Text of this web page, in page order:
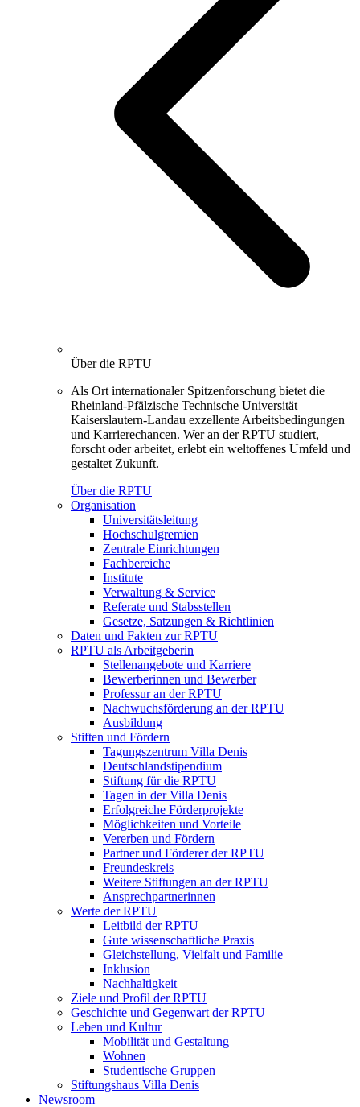
Über die RPTU
Als Ort internationaler Spitzenforschung bietet die
Rheinland-Pfälzische Technische Universität
Kaiserslautern-Landau exzellente Arbeitsbedingungen
und Karrierechancen. Wer an der RPTU studiert,
forscht oder arbeitet, erlebt ein weltoffenes Umfeld und
gestaltet Zukunft.
Über die RPTU
Organisation
Universitätsleitung
Hochschulgremien
Zentrale Einrichtungen
Fachbereiche
Institute
Verwaltung & Service
Referate und Stabsstellen
Gesetze, Satzungen & Richtlinien
Daten und Fakten zur RPTU
RPTU als Arbeitgeberin
Stellenangebote und Karriere
Bewerberinnen und Bewerber
Professur an der RPTU
Nachwuchsförderung an der RPTU
Ausbildung
Stiften und Fördern
Tagungszentrum Villa Denis
Deutschlandstipendium
Stiftung für die RPTU
Tagen in der Villa Denis
Erfolgreiche Förderprojekte
Möglichkeiten und Vorteile
Vererben und Fördern
Partner und Förderer der RPTU
Freundeskreis
Weitere Stiftungen an der RPTU
Ansprechpartnerinnen
Werte der RPTU
Leitbild der RPTU
Gute wissenschaftliche Praxis
Gleichstellung, Vielfalt und Familie
Inklusion
Nachhaltigkeit
Ziele und Profil der RPTU
Geschichte und Gegenwart der RPTU
Leben und Kultur
Mobilität und Gestaltung
Wohnen
Studentische Gruppen
Stiftungshaus Villa Denis
Newsroom